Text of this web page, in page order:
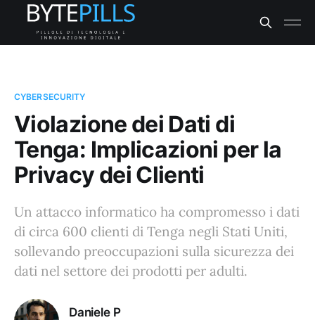
CYBERSECURITY
Violazione dei Dati di
Tenga: Implicazioni per la
Privacy dei Clienti
Un attacco informatico ha compromesso i dati
di circa 600 clienti di Tenga negli Stati Uniti,
sollevando preoccupazioni sulla sicurezza dei
dati nel settore dei prodotti per adulti.
Daniele P